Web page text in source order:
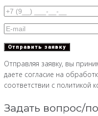
Отправляя заявку, вы
даете согласие на
соответствии с политикой
Задать вопрос/